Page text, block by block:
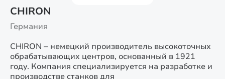
CHIRON
Германия
CHIRON – немецкий производитель высокоточных
обрабатывающих центров, основанный в 1921
году. Компания специализируется на разработке и
производстве станков для